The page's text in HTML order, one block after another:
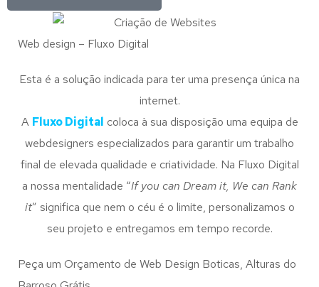
Web design – Fluxo Digital
Esta é a solução indicada para ter uma presença única na
internet.
A Fluxo Digital coloca à sua disposição uma equipa de
webdesigners especializados para garantir um trabalho
final de elevada qualidade e criatividade. Na Fluxo Digital
a nossa mentalidade “If you can Dream it, We can Rank
it” significa que nem o céu é o limite, personalizamos o
seu projeto e entregamos em tempo recorde.
Peça um Orçamento de Web Design Boticas, Alturas do